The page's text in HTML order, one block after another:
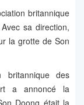
britannique
sa direction,
la grotte de Son
britannique des
a annoncé la